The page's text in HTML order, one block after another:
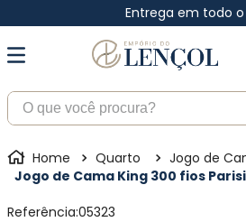
Entrega em todo o
O que você procura?
Quarto
Jogo de
Jogo de Cama King 300 fios
Referência:05323